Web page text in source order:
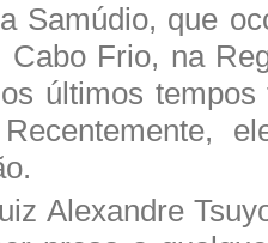
Samúdio, que
Cabo Frio, na
últimos tempos
Alexandre